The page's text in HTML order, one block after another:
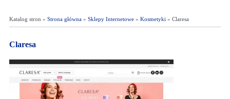
Katalog stron » Strona główna» Sklepy Internetowe» Kosmetyki » Claresa
Claresa